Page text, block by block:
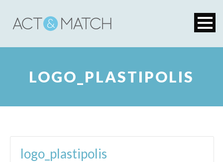
LOGO_PLASTIPOLIS
logo_plastipolis